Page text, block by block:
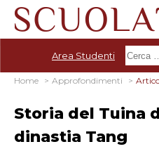
Area Studenti
Home Approfondimenti
Storia del Tuina
dinastia Tang